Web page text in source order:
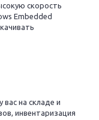
скорость
Embedded
на складе и
инвентаризация